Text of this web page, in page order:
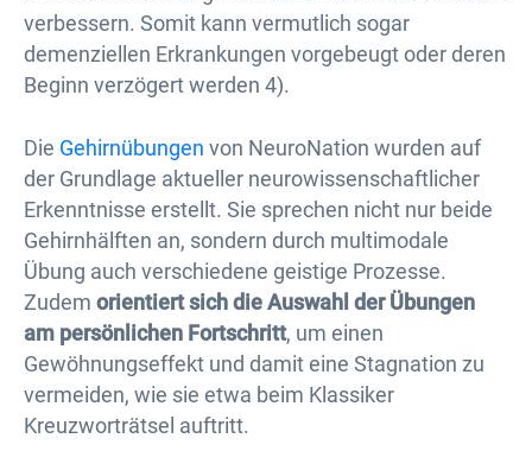
verbessern. Somit kann vermutlich sogar
demenziellen Erkrankungen vorgebeugt oder deren
Beginn verzögert werden 4).
Die Gehirnübungen von NeuroNation wurden auf
der Grundlage aktueller neurowissenschaftlicher
Erkenntnisse erstellt. Sie sprechen nicht nur beide
Gehirnhälften an, sondern durch multimodale
Übung auch verschiedene geistige Prozesse.
Zudem orientiert sich die Auswahl der Übungen
am persönlichen Fortschritt, um einen
Gewöhnungseffekt und damit eine Stagnation zu
vermeiden, wie sie etwa beim Klassiker
Kreuzworträtsel auftritt.